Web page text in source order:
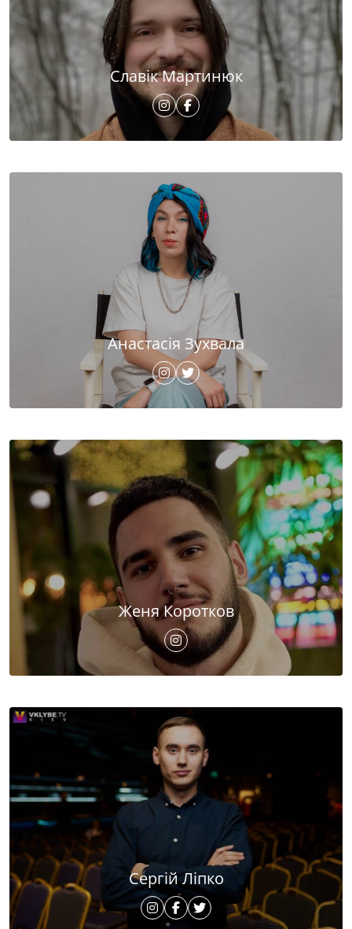
Славік Мартинюк
Анастасія Зухвала
Женя Коротков
Сергій Ліпко